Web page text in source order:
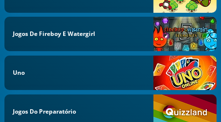
Jogos De Fireboy E Watergirl
Uno
Jogos Do Preparatório